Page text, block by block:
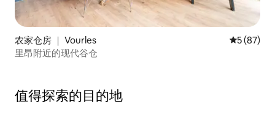
农家仓房 ｜ Vourles 平均评分
5 (87)
里昂附近的现代谷仓
值得探索的目的地